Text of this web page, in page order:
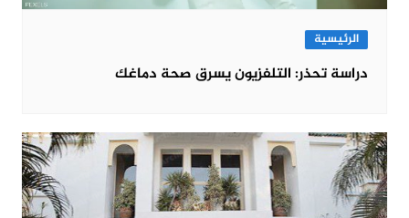
الرئيسية
دراسة تحذر: التلفزيون يسرق صحة دماغك